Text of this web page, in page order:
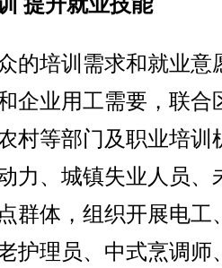
培训需求和就业意
企业用工需要，联合
村等部门及职业培训
力、城镇失业人员、
群体，组织开展电工
护理员、中式烹调师